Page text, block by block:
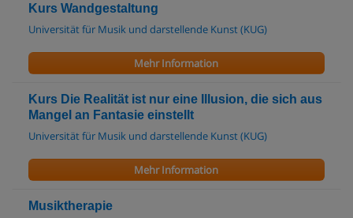
Kurs Wandgestaltung
Universität für Musik und darstellende Kunst (KUG)
Mehr Information
Kurs Die Realität ist nur eine Illusion, die sich aus
Mangel an Fantasie einstellt
Universität für Musik und darstellende Kunst (KUG)
Mehr Information
Musiktherapie